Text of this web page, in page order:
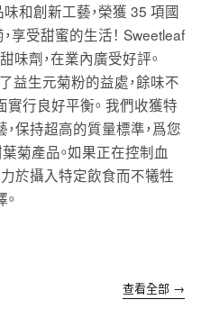
和創新工藝，榮獲 35 項國
享受甜蜜的生活！ Sweetleaf
劑，在業內廣受好評。
益生元菊粉的益處，餘味不
實行良好平衡。 我們收獲特
保持超高的質量標準，爲您
菊產品。如果正在控制血
於攝入特定飲食而不犧牲
查看全部 →